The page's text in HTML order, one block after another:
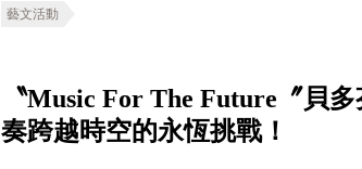
藝文活動
〝Music For The Future〞貝
奏跨越時空的永恆挑戰！